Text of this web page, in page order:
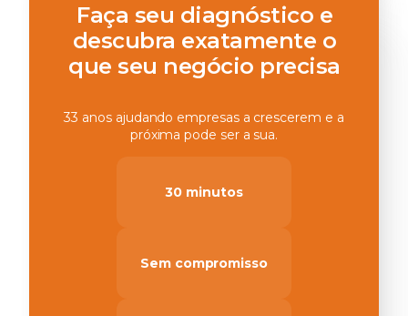
Faça seu diagnóstico e
descubra exatamente o
que seu negócio precisa
33 anos ajudando empresas a crescerem e a
próxima pode ser a sua.
30 minutos
Sem compromisso